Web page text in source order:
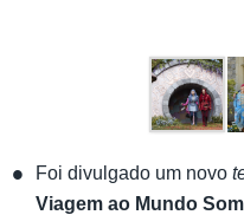
Foi divulgado um novo
Viagem ao Mundo